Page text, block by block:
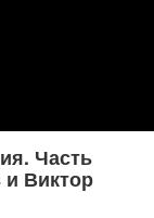
Часть
Виктор